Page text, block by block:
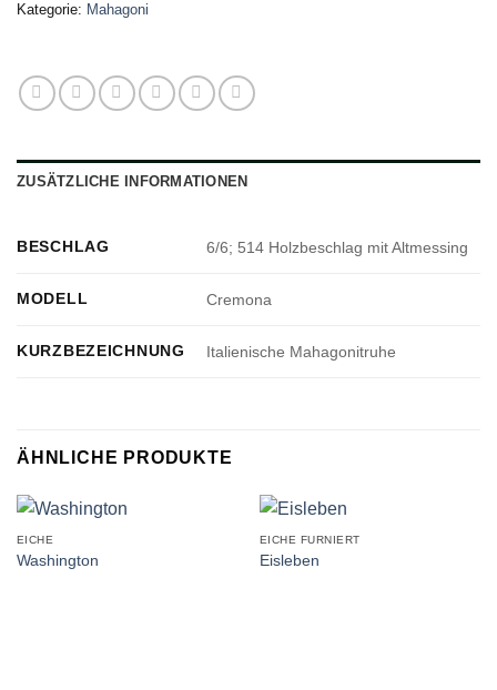
Kategorie: Mahagoni
ZUSÄTZLICHE INFORMATIONEN
BESCHLAG 6/6; 514 Holzbeschlag mit Altmessing
MODELL Cremona
KURZBEZEICHNUNG Italienische Mahagonitruhe
ÄHNLICHE PRODUKTE
EICHE
Washington
EICHE FURNIERT
Eisleben